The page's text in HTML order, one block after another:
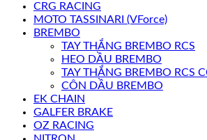
CRG RACING
MOTO TASSINARI (VForce)
BREMBO
TAY THẮNG BREMBO RCS
HEO DẦU BREMBO
TAY THẮNG BREMBO RCS
CÔN DẦU BREMBO
EK CHAIN
GALFER BRAKE
OZ RACING